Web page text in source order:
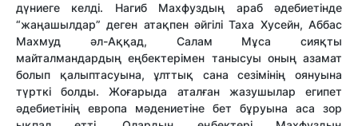
дүниеге келді. Нагиб Махфуздың араб әдебиетінде
“жаңашылдар” деген атақпен әйгілі Таха Хусейн, Аббас
Махмуд әл-Аққад, Салам Мұса сияқты
майталмандардың еңбектерімен танысуы оның азамат
болып қалыптасуына, ұлттық сана сезімінің оянуына
түрткі болды. Жоғарыда аталған жазушылар египет
әдебиетінің европа мәдениетіне бет бұруына аса зор